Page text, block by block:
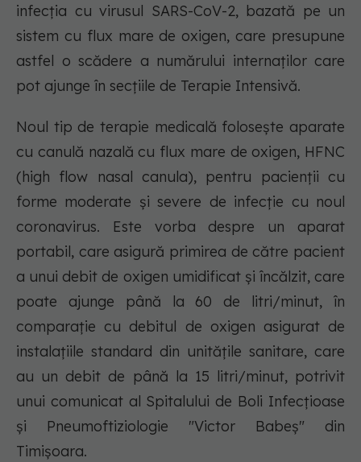
infecţia cu virusul SARS-CoV-2, bazată pe un
sistem cu flux mare de oxigen, care presupune
astfel o scădere a numărului internaţilor care
pot ajunge în secţiile de Terapie Intensivă.
Noul tip de terapie medicală foloseşte aparate
cu canulă nazală cu flux mare de oxigen, HFNC
(high flow nasal canula), pentru pacienţii cu
forme moderate şi severe de infecţie cu noul
coronavirus. Este vorba despre un aparat
portabil, care asigură primirea de către pacient
a unui debit de oxigen umidificat şi încălzit, care
poate ajunge până la 60 de litri/minut, în
comparaţie cu debitul de oxigen asigurat de
instalaţiile standard din unităţile sanitare, care
au un debit de până la 15 litri/minut, potrivit
unui comunicat al Spitalului de Boli Infecţioase
şi Pneumoftiziologie "Victor Babeş" din
Timişoara.